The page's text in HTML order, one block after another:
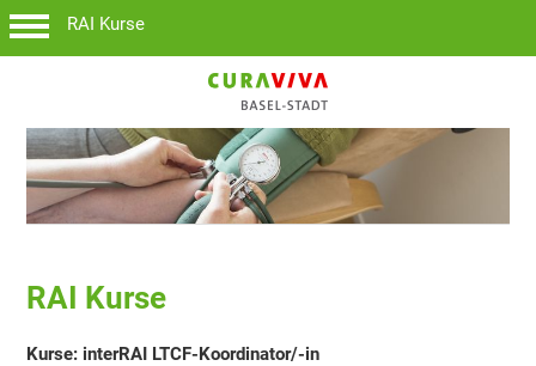
RAI Kurse
RAI Kurse
Kurse: interRAI LTCF-Koordinator/-in